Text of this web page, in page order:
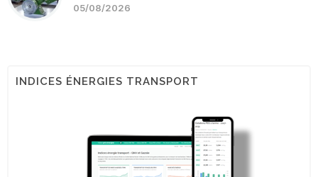
05/08/2026
INDICES ÉNERGIES TRANSPORT